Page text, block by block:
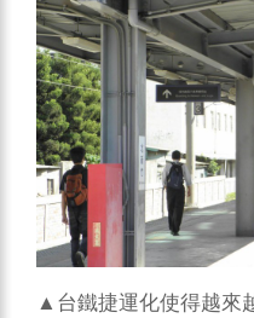
▲台鐵捷運化使得越來